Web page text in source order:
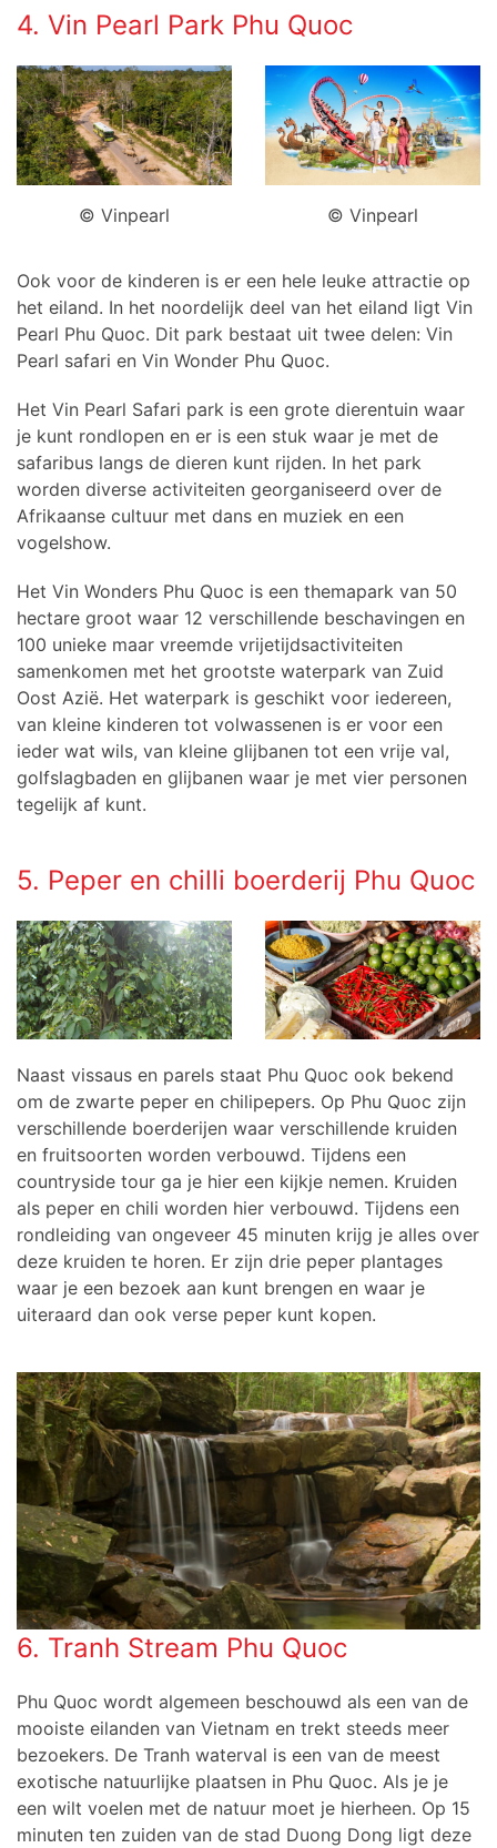
4. Vin Pearl Park Phu Quoc
© Vinpearl © Vinpearl
Ook voor de kinderen is er een hele leuke attractie op
het eiland. In het noordelijk deel van het eiland ligt Vin
Pearl Phu Quoc. Dit park bestaat uit twee delen: Vin
Pearl safari en Vin Wonder Phu Quoc.
Het Vin Pearl Safari park is een grote dierentuin waar
je kunt rondlopen en er is een stuk waar je met de
safaribus langs de dieren kunt rijden. In het park
worden diverse activiteiten georganiseerd over de
Afrikaanse cultuur met dans en muziek en een
vogelshow.
Het Vin Wonders Phu Quoc is een themapark van 50
hectare groot waar 12 verschillende beschavingen en
100 unieke maar vreemde vrijetijdsactiviteiten
samenkomen met het grootste waterpark van Zuid
Oost Azië. Het waterpark is geschikt voor iedereen,
van kleine kinderen tot volwassenen is er voor een
ieder wat wils, van kleine glijbanen tot een vrije val,
golfslagbaden en glijbanen waar je met vier personen
tegelijk af kunt.
5. Peper en chilli boerderij Phu Quoc
Naast vissaus en parels staat Phu Quoc ook bekend
om de zwarte peper en chilipepers. Op Phu Quoc zijn
verschillende boerderijen waar verschillende kruiden
en fruitsoorten worden verbouwd. Tijdens een
countryside tour ga je hier een kijkje nemen. Kruiden
als peper en chili worden hier verbouwd. Tijdens een
rondleiding van ongeveer 45 minuten krijg je alles over
deze kruiden te horen. Er zijn drie peper plantages
waar je een bezoek aan kunt brengen en waar je
uiteraard dan ook verse peper kunt kopen.
6. Tranh Stream Phu Quoc
Phu Quoc wordt algemeen beschouwd als een van de
mooiste eilanden van Vietnam en trekt steeds meer
bezoekers. De Tranh waterval is een ​​van de meest
exotische natuurlijke plaatsen in Phu Quoc. Als je je
een wilt voelen met de natuur moet je hierheen. Op 15
minuten ten zuiden van de stad Duong Dong ligt deze